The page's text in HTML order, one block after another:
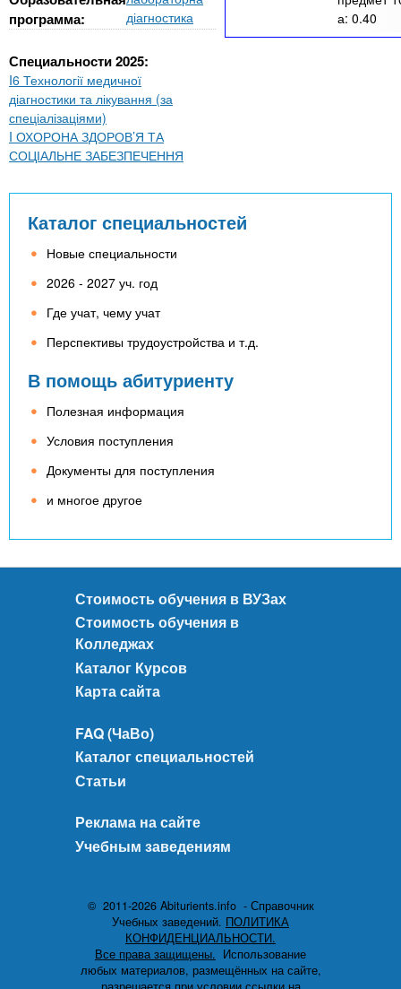
программа:
діагностика
а: 0.40
Специальности 2025:
I6 Технології медичної
діагностики та лікування (за
спеціалізаціями)
I ОХОРОНА ЗДОРОВ’Я ТА
СОЦІАЛЬНЕ ЗАБЕЗПЕЧЕННЯ
Каталог специальностей
Новые специальности
2026 - 2027 уч. год
Где учат, чему учат
Перспективы трудоустройства и т.д.
В помощь абитуриенту
Полезная информация
Условия поступления
Документы для поступления
и многое другое
Стоимость обучения в ВУЗах
Стоимость обучения в
Колледжах
Каталог Курсов
Карта сайта
FAQ (ЧаВо)
Каталог специальностей
Статьи
Реклама на сайте
Учебным заведениям
© 2011-2026 Abiturients.info - Справочник
Учебных заведений. ПОЛИТИКА
КОНФИДЕНЦИАЛЬНОСТИ.
Все права защищены. Использование
любых материалов, размещённых на сайте,